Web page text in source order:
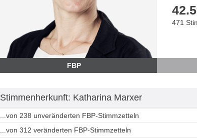
FBP
42.5
471
Stimmenherkunft: Katharina Marxer
...von 238 unveränderten FBP-Stimmzetteln
...von 312 veränderten FBP-Stimmzetteln